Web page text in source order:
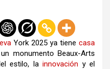
York 2025 ya tienecasa
monumento Beaux-Arts
estilo, la innovación y el